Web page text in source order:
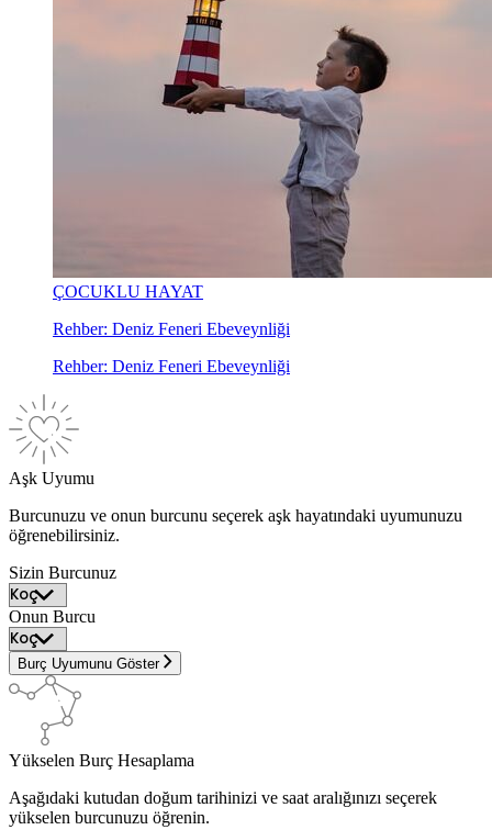
ÇOCUKLU HAYAT
Rehber: Deniz Feneri Ebeveynliği
Rehber: Deniz Feneri Ebeveynliği
Aşk Uyumu
Burcunuzu ve onun burcunu seçerek aşk hayatındaki uyumunuzu
öğrenebilirsiniz.
Sizin Burcunuz
Onun Burcu
Burç Uyumunu Göster
Yükselen Burç Hesaplama
Aşağıdaki kutudan doğum tarihinizi ve saat aralığınızı seçerek
yükselen burcunuzu öğrenin.